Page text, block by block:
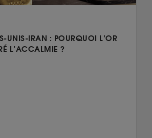
UNIS-IRAN : POURQUOI L’OR
L’ACCALMIE ?